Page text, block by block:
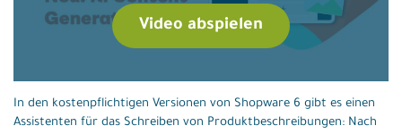
Video abspielen
In den kostenpflichtigen Versionen von Shopware 6 gibt es einen
Assistenten für das Schreiben von Produktbeschreibungen: Nach